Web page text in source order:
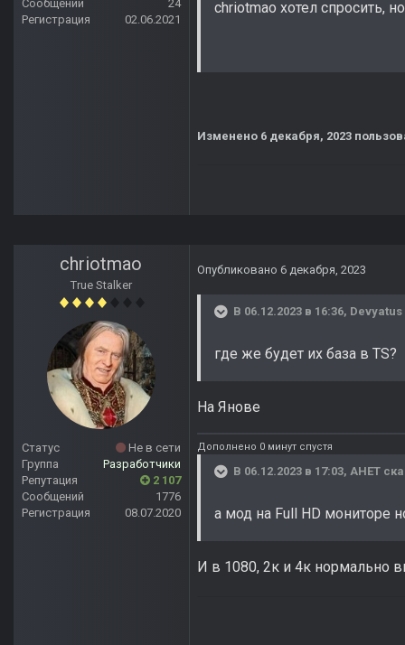
Сообщений
24
Регистрация
02.06.2021
chriotmao хотел спросить,
Изменено 6 декабря, 2023
chriotmao
True Stalker
Статус
Не в сети
Группа
Разработчики
Репутация
2 107
Сообщений
1776
Регистрация
08.07.2020
Опубликовано 6 декабря, 2023
В 06.12.2023 в 16:36, Devyatus
где же будет их база в TS?
На Янове
Дополнено 0 минут спустя
В 06.12.2023 в 17:03, АНЕТ
а мод на Full HD мониторе
И в 1080, 2к и 4к нормально